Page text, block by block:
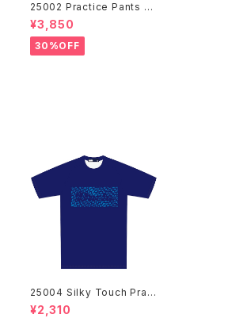
25002 Practice Pants W
HT
¥3,850
30%OFF
25004 Silky Touch Practi
ce Shirts NVY
¥2,310